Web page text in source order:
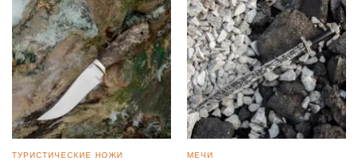
ТУРИСТИЧЕСКИЕ НОЖИ МЕЧИ